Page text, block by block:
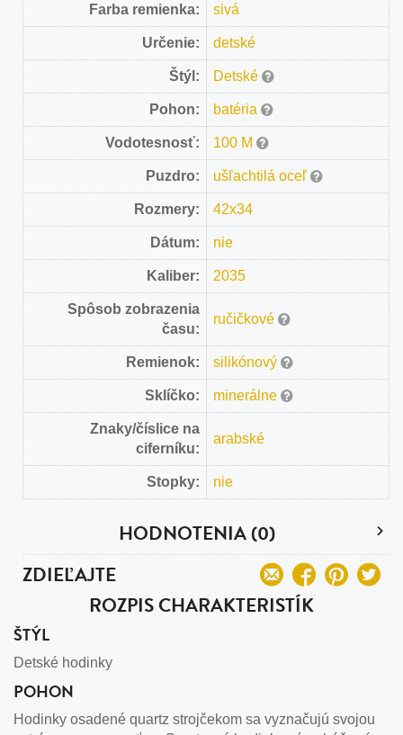
Farba remienka: sivá
Určenie: detské
Štýl: Detské
Pohon: batéria
Vodotesnosť: 100 M
Puzdro: ušľachtilá oceľ
Rozmery: 42x34
Dátum: nie
Kaliber: 2035
Spôsob zobrazenia
času:
ručičkové
Remienok: silikónový
Sklíčko: minerálne
Znaky/číslice na
ciferníku:
arabské
Stopky: nie
HODNOTENIA (0)
ZDIEĽAJTE
ROZPIS CHARAKTERISTÍK
ŠTÝL
Detské hodinky
POHON
Hodinky osadené quartz strojčekom sa vyznačujú svojou